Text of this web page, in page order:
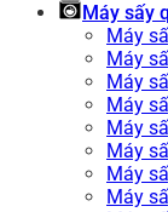
Máy sấy
Máy
Máy
Máy
Máy
Máy
Máy
Máy
Máy